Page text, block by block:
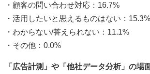
・顧客の問い合わせ対応：16.7%
・活用したいと思えるものはない：15.3%
・わからない/答えられない：11.1%
・その他：0.0%
「広告計測」や「他社データ分析」の場